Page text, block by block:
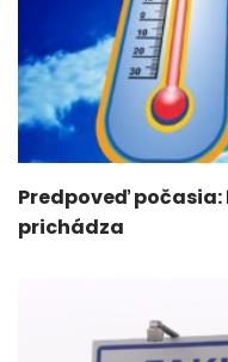
Predpoveď
prichádza